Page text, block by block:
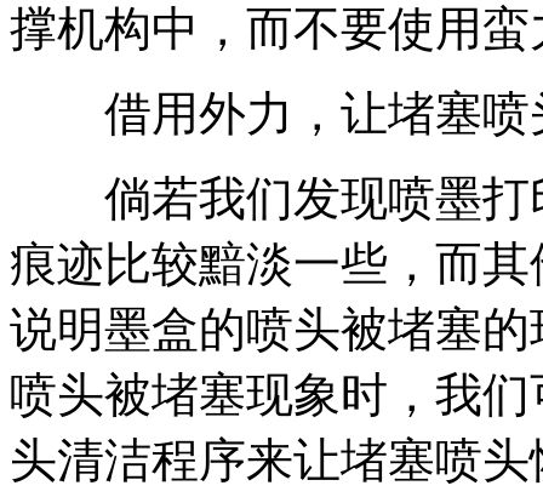
撑机构中，而不要使用
借用外力，让堵塞喷
倘若我们发现喷墨打
痕迹比较黯淡一些，而
说明墨盒的喷头被堵塞
喷头被堵塞现象时，我
头清洁程序来让堵塞喷